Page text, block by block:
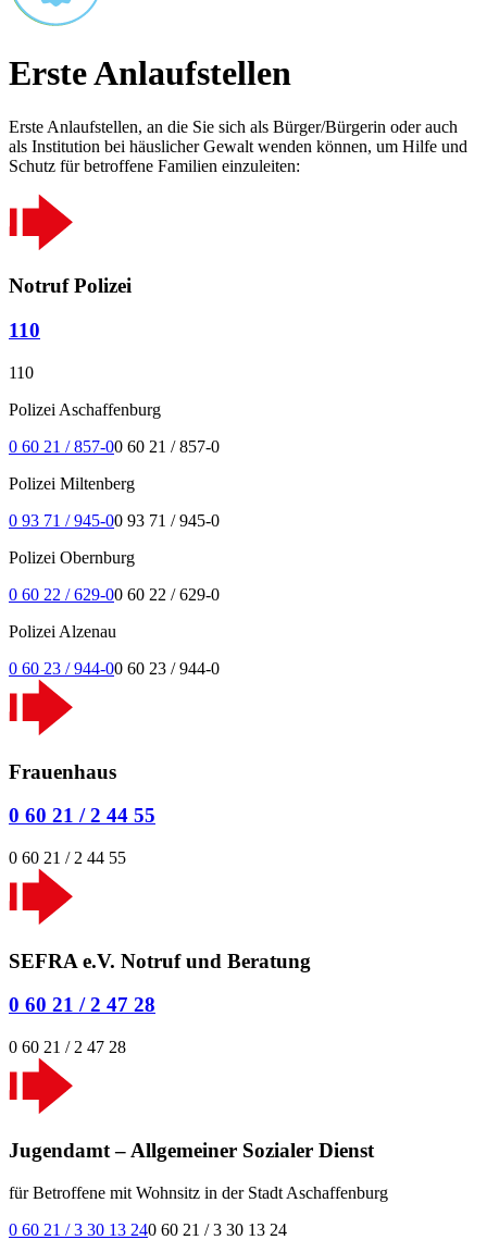
Erste Anlaufstellen
Erste Anlaufstellen, an die Sie sich als Bürger/Bürgerin oder auch
als Institution bei häuslicher Gewalt wenden können, um Hilfe und
Schutz für betroffene Familien einzuleiten:
Notruf Polizei
110
110
Polizei Aschaffenburg
0 60 21 / 857-00 60 21 / 857-0
Polizei Miltenberg
0 93 71 / 945-00 93 71 / 945-0
Polizei Obernburg
0 60 22 / 629-00 60 22 / 629-0
Polizei Alzenau
0 60 23 / 944-00 60 23 / 944-0
Frauenhaus
0 60 21 / 2 44 55
0 60 21 / 2 44 55
SEFRA e.V. Notruf und Beratung
0 60 21 / 2 47 28
0 60 21 / 2 47 28
Jugendamt – Allgemeiner Sozialer Dienst
für Betroffene mit Wohnsitz in der Stadt Aschaffenburg
0 60 21 / 3 30 13 240 60 21 / 3 30 13 24